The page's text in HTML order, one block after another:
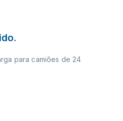
para camiões de 24